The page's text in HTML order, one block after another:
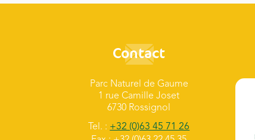
Contact
Parc Naturel de Gaume
1 rue Camille Joset
6730 Rossignol
Tel. : +32 (0)63 45 71 26